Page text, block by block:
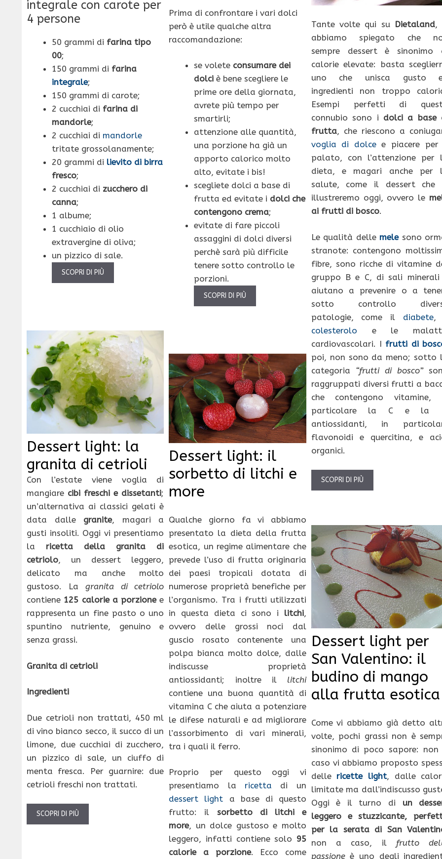
integrale con carote per
4 persone
50 grammi di farina tipo
00;
150 grammi di farina
integrale;
150 grammi di carote;
2 cucchiai di farina di
mandorle;
2 cucchiai di mandorle
tritate grossolanamente;
20 grammi di lievito di birra
fresco;
2 cucchiai di zucchero di
canna;
1 albume;
1 cucchiaio di olio
extravergine di oliva;
un pizzico di sale.
SCOPRI DI PIÙ
Prima di confrontare i vari dolci
però è utile qualche altra
raccomandazione:
se volete consumare dei
dolci è bene scegliere le
prime ore della giornata,
avrete più tempo per
smartirli;
attenzione alle quantità,
una porzione ha già un
apporto calorico molto
alto, evitate i bis!
scegliete dolci a base di
frutta ed evitate i dolci che
contengono crema;
evitate di fare piccoli
assaggini di dolci diversi
perchè sarà più difficile
tenere sotto controllo le
porzioni.
SCOPRI DI PIÙ
Tante volte qui su Dietaland,
abbiamo spiegato che
sempre dessert è sinonimo
calorie elevate: basta
uno che unisca gusto
ingredienti non troppo
Esempi perfetti di
connubio sono i dolci a base
frutta, che riescono a
voglia di dolcee piacere
palato, con l’attenzione per
dieta, e magari anche per
salute, come il dessert che
illustreremo oggi, ovvero le
ai frutti di bosco.
Le qualità delle melesono
stranote: contengono
fibre, sono ricche di vitamine
gruppo B e C, di sali minerali
aiutano a prevenire o a
sotto controllo
patologie, come il diabete,
colesterolo e le
cardiovascolari. I frutti di
poi, non sono da meno; sotto
categoria “frutti di bosco”
raggruppati diversi frutti a
che contengono vitamine,
particolare la C e la
antiossidanti, in
flavonoidi e quercitina, e
organici.
SCOPRI DI PIÙ
Dessert light: la
granita di cetrioli
Con l’estate viene voglia di
mangiare cibi freschi e dissetanti;
un’alternativa ai classici gelati è
data dalle granite, magari a
gusti insoliti. Oggi vi presentiamo
la ricetta della granita di
cetriolo, un dessert leggero,
delicato ma anche molto
gustoso. La granita di cetriolo
contiene 125 calorie a porzionee
rappresenta un fine pasto o uno
spuntino nutriente, genuino e
senza grassi.
Granita di cetrioli
Ingredienti
Due cetrioli non trattati, 450 ml
di vino bianco secco, il succo di un
limone, due cucchiai di zucchero,
un pizzico di sale, un ciuffo di
menta fresca. Per guarnire: due
cetrioli freschi non trattati.
SCOPRI DI PIÙ
Dessert light: il
sorbetto di litchi e
more
Qualche giorno fa vi abbiamo
presentato la dieta della frutta
esotica, un regime alimentare che
prevede l’uso di frutta originaria
dei paesi tropicali dotata di
numerose proprietà benefiche per
l’organismo. Tra i frutti utilizzati
in questa dieta ci sono i litchi,
ovvero delle grossi noci dal
guscio rosato contenente una
polpa bianca molto dolce, dalle
indiscusse proprietà
antiossidanti; inoltre il litchi
contiene una buona quantità di
vitamina C che aiuta a potenziare
le difese naturali e ad migliorare
l’assorbimento di vari minerali,
tra i quali il ferro.
Proprio per questo oggi vi
presentiamo la ricetta di un
dessert light a base di questo
frutto: il sorbetto di litchi e
more, un dolce gustoso e molto
leggero, infatti contiene solo 95
calorie a porzione. Ecco come
Dessert light per
San Valentino: il
budino di mango
alla frutta esotica
Come vi abbiamo già detto
volte, pochi grassi non è
sinonimo di poco sapore: non
caso vi abbiamo proposto
delle ricette light, dalle
limitate ma dall’indiscusso
Oggi è il turno di un
leggero e stuzzicante,
per la serata di San
non a caso, il frutto
passioneè uno degli